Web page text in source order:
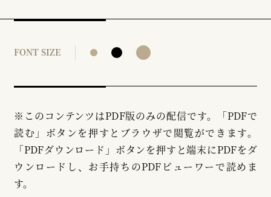
FONT SIZE
※このコンテンツはPDF版のみの配信です。「PDFで
読む」ボタンを押すとブラウザで閲覧ができます。
「PDFダウンロード」ボタンを押すと端末にPDFをダ
ウンロードし、お手持ちのPDFビューワーで読めま
す。